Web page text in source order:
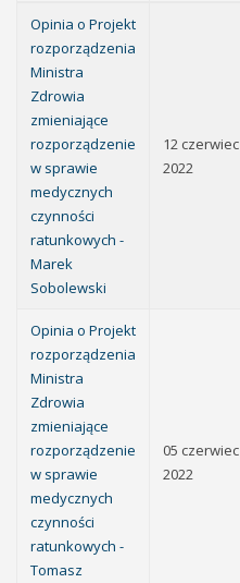
Opinia o Projekt
rozporządzenia
Ministra
Zdrowia
zmieniające
rozporządzenie
w sprawie
medycznych
czynności
ratunkowych -
Marek
Sobolewski
12 czerwiec
2022
Opinia o Projekt
rozporządzenia
Ministra
Zdrowia
zmieniające
rozporządzenie
w sprawie
medycznych
czynności
ratunkowych -
Tomasz
05 czerwiec
2022